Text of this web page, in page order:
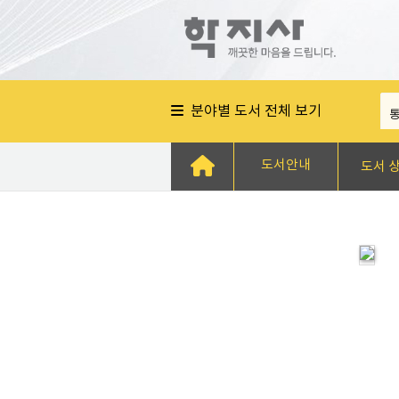
분야별 도서 전체 보기
도서안내 도서